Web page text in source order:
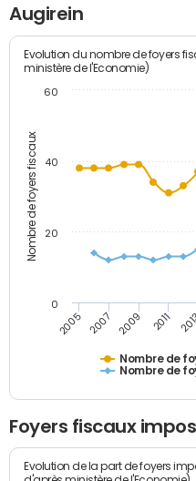
Augirein
Nombre de foyers fiscaux
Evolution du nombre de foyers
ministère de l'Economie)
Nombre de
Nombre de
2005 2007 2009 2011
0
20
40
60
Foyers fiscaux
Evolution de la part de foyers